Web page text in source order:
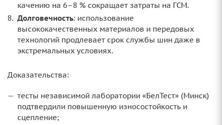
качению на 6–8 % сокращает затраты на ГСМ.
Долговечность: использование
высококачественных материалов и передовых
технологий продлевает срок службы шин даже в
экстремальных условиях.
Доказательства:
тесты независимой лаборатории «БелТест» (Минск)
подтвердили повышенную износостойкость и
сцепление;